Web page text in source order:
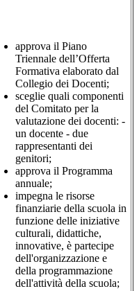
approva il Piano
Triennale dell’Offerta
Formativa elaborato dal
Collegio dei Docenti;
sceglie quali componenti
del Comitato per la
valutazione dei docenti: -
un docente - due
rappresentanti dei
genitori;
approva il Programma
annuale;
impegna le risorse
finanziarie della scuola in
funzione delle iniziative
culturali, didattiche,
innovative, è partecipe
dell'organizzazione e
della programmazione
dell'attività della scuola;